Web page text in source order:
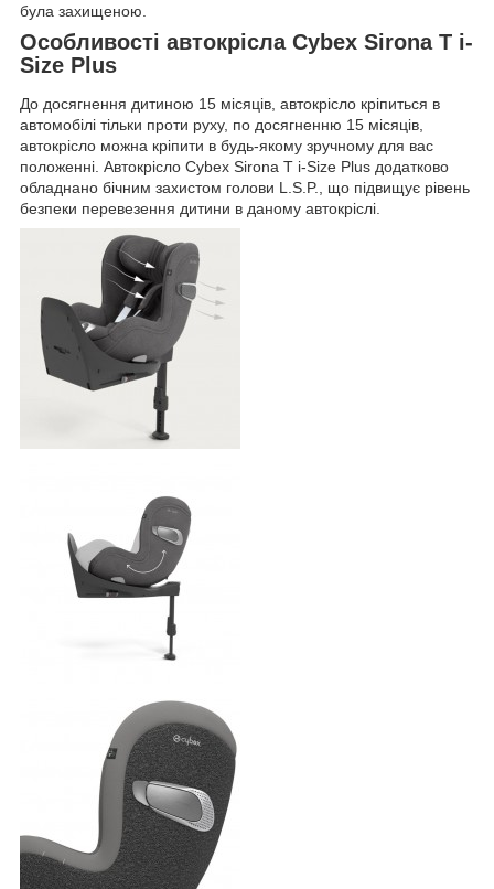
була захищеною.
Особливості автокрісла Cybex Sirona T i-
Size Plus
До досягнення дитиною 15 місяців, автокрісло кріпиться в
автомобілі тільки проти руху, по досягненню 15 місяців,
автокрісло можна кріпити в будь-якому зручному для вас
положенні. Автокрісло Cybex Sirona T i-Size Plus додатково
обладнано бічним захистом голови L.S.P., що підвищує рівень
безпеки перевезення дитини в даному автокріслі.